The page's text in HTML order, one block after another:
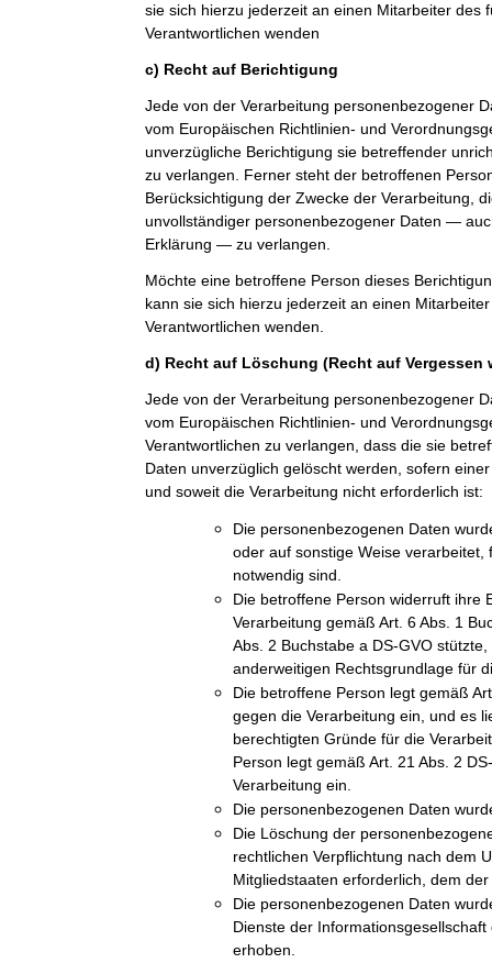
sie sich hierzu jederzeit an einen Mitarbeiter des
Verantwortlichen wenden
c) Recht auf Berichtigung
Jede von der Verarbeitung personenbezogener
vom Europäischen Richtlinien- und
unverzügliche Berichtigung sie betreffender
zu verlangen. Ferner steht der betroffenen
Berücksichtigung der Zwecke der Verarbeitung,
unvollständiger personenbezogener Daten —
Erklärung — zu verlangen.
Möchte eine betroffene Person dieses
kann sie sich hierzu jederzeit an einen
Verantwortlichen wenden.
d) Recht auf Löschung (Recht auf Vergessen
Jede von der Verarbeitung personenbezogener
vom Europäischen Richtlinien- und
Verantwortlichen zu verlangen, dass die sie
Daten unverzüglich gelöscht werden, sofern
und soweit die Verarbeitung nicht erforderlich ist:
Die personenbezogenen Daten
oder auf sonstige Weise verarbeitet,
notwendig sind.
Die betroffene Person widerruft ihre
Verarbeitung gemäß Art. 6 Abs. 1
Abs. 2 Buchstabe a DS-GVO
anderweitigen Rechtsgrundlage für
Die betroffene Person legt gemäß
gegen die Verarbeitung ein, und es
berechtigten Gründe für die
Person legt gemäß Art. 21 Abs. 2
Verarbeitung ein.
Die personenbezogenen Daten
Die Löschung der
rechtlichen Verpflichtung nach dem
Mitgliedstaaten erforderlich, dem
Die personenbezogenen Daten
Dienste der
erhoben.